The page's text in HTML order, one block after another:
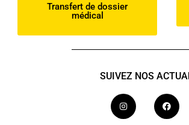
Transfert de dossier
médical
SUIVEZ NOS